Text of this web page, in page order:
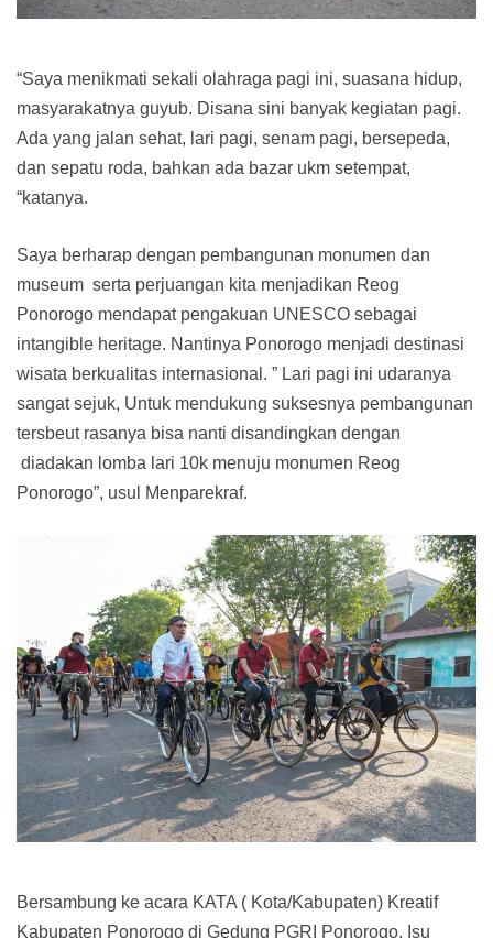
“Saya menikmati sekali olahraga pagi ini, suasana hidup,
masyarakatnya guyub. Disana sini banyak kegiatan pagi.
Ada yang jalan sehat, lari pagi, senam pagi, bersepeda,
dan sepatu roda, bahkan ada bazar ukm setempat,
“katanya.
Saya berharap dengan pembangunan monumen dan
museum serta perjuangan kita menjadikan Reog
Ponorogo mendapat pengakuan UNESCO sebagai
intangible heritage. Nantinya Ponorogo menjadi destinasi
wisata berkualitas internasional. ” Lari pagi ini udaranya
sangat sejuk, Untuk mendukung suksesnya pembangunan
tersbeut rasanya bisa nanti disandingkan dengan
diadakan lomba lari 10k menuju monumen Reog
Ponorogo”, usul Menparekraf.
Bersambung ke acara KATA ( Kota/Kabupaten) Kreatif
Kabupaten Ponorogo di Gedung PGRI Ponorogo, Isu